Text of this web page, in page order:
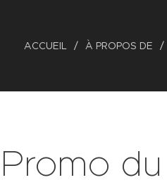
ACCUEIL À PROPOS DE
Promo